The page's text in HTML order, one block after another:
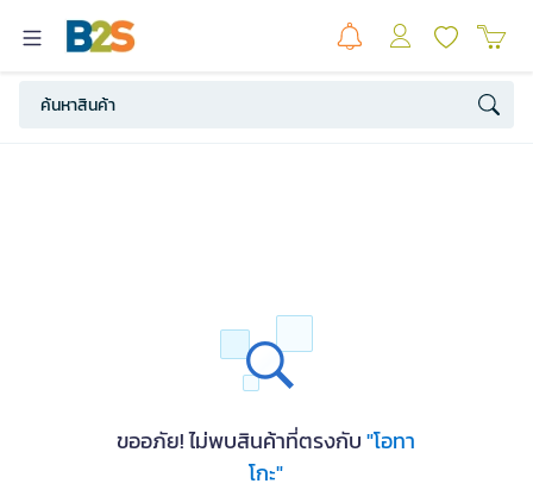
ขออภัย! ไม่พบสินค้าที่ตรงกับ"โอทา
โกะ"